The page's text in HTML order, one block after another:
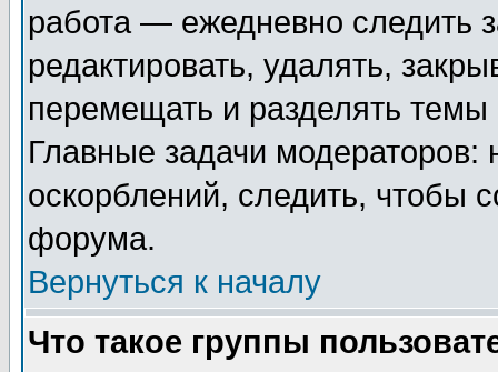
работа — ежедневно следить
редактировать, удалять,
перемещать и разделять
Главные задачи
оскорблений, следить, чтобы
форума.
Вернуться к началу
Что такое группы